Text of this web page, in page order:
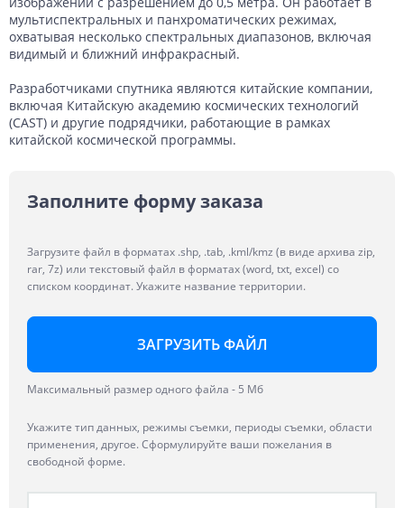
мультиспектральных и панхроматических режимах,
охватывая несколько спектральных диапазонов, включая
видимый и ближний инфракрасный.
Разработчиками спутника являются китайские компании,
включая Китайскую академию космических технологий
(CAST) и другие подрядчики, работающие в рамках
китайской космической программы.
Заполните форму заказа
Загрузите файл в форматах .shp, .tab, .kml/kmz (в виде архива zip,
rar, 7z) или текстовый файл в форматах (word, txt, excel) со
списком координат. Укажите название территории.
ЗАГРУЗИТЬ ФАЙЛ
Максимальный размер одного файла - 5 Мб
Укажите тип данных, режимы съемки, периоды съемки, области
применения, другое. Сформулируйте ваши пожелания в
свободной форме.